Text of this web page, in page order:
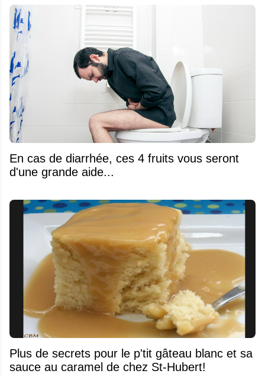
En cas de diarrhée, ces 4 fruits vous seront
d'une grande aide...
Plus de secrets pour le p'tit gâteau blanc et sa
sauce au caramel de chez St-Hubert!